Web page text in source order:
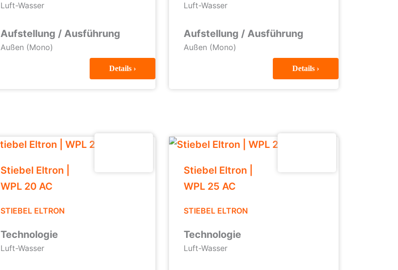
Luft-Wasser
Aufstellung / Ausführung
Außen (Mono)
Details ›
Luft-Wasser
Aufstellung / Ausführung
Außen (Mono)
Details ›
Stiebel Eltron |
WPL 20 AC
STIEBEL ELTRON
Technologie
Luft-Wasser
Stiebel Eltron |
WPL 25 AC
STIEBEL ELTRON
Technologie
Luft-Wasser